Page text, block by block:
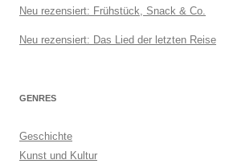
Neu rezensiert: Frühstück, Snack & Co.
Neu rezensiert: Das Lied der letzten Reise
GENRES
Geschichte
Kunst und Kultur